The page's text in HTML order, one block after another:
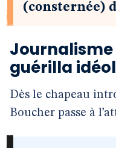
(consternée)
guérilla
Dès le chapeau
Boucher passe à